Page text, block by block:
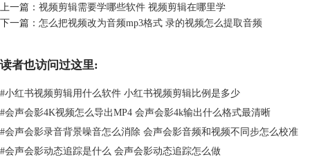
上一篇： 视频剪辑需要学哪些软件 视频剪辑在哪里学
下一篇： 怎么把视频改为音频mp3格式 录的视频怎么提取音频
读者也访问过这里:
#小红书视频剪辑用什么软件 小红书视频剪辑比例是多少
#会声会影4K视频怎么导出MP4 会声会影4k输出什么格式最清晰
#会声会影录音背景噪音怎么消除 会声会影音频和视频不同步怎么校准
#会声会影动态追踪是什么 会声会影动态追踪怎么做